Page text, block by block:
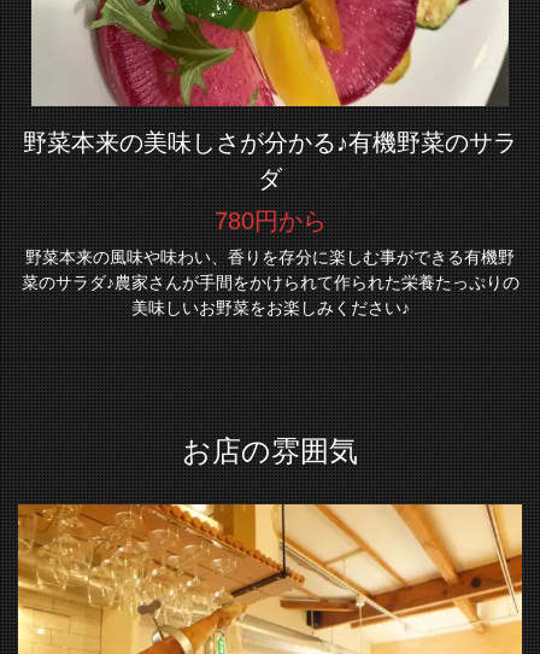
野菜本来の美味しさが分かる♪有機野菜のサラ
ダ
780円から
野菜本来の風味や味わい、香りを存分に楽しむ事ができる有機野
菜のサラダ♪農家さんが手間をかけられて作られた栄養たっぷりの
美味しいお野菜をお楽しみください♪
お店の雰囲気